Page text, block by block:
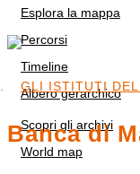
Esplora la mappa
Percorsi
Timeline
Albero gerarchico
Scopri gli archivi
World map
GLI ISTITUTI DEL
Banca di